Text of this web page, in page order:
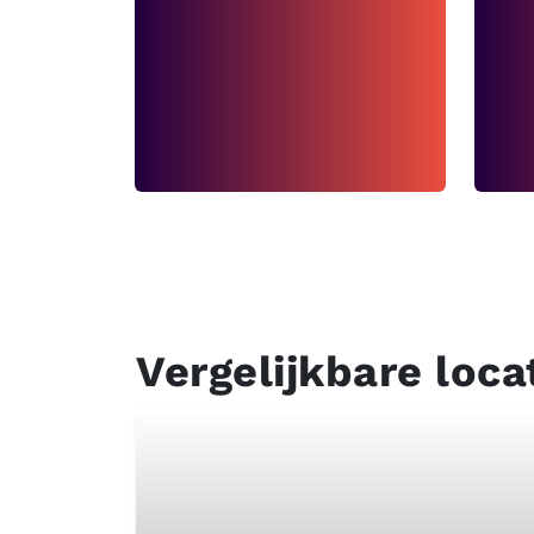
Vergelijkbare